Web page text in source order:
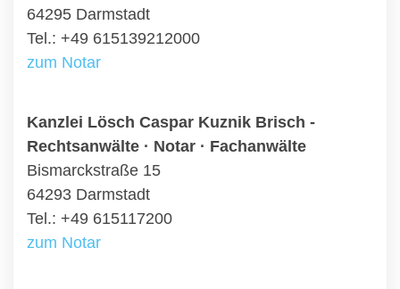
64295 Darmstadt
Tel.: +49 615139212000
zum Notar
Kanzlei Lösch Caspar Kuznik Brisch -
Rechtsanwälte · Notar · Fachanwälte
Bismarckstraße 15
64293 Darmstadt
Tel.: +49 615117200
zum Notar